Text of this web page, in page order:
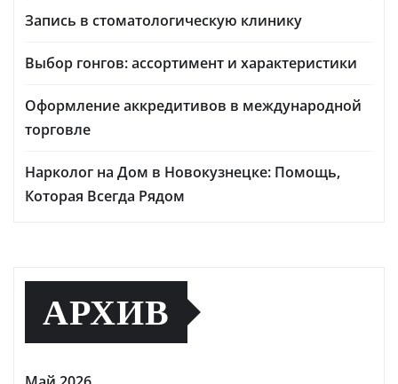
Запись в стоматологическую клинику
Выбор гонгов: ассортимент и характеристики
Оформление аккредитивов в международной
торговле
Нарколог на Дом в Новокузнецке: Помощь,
Которая Всегда Рядом
АРХИВ